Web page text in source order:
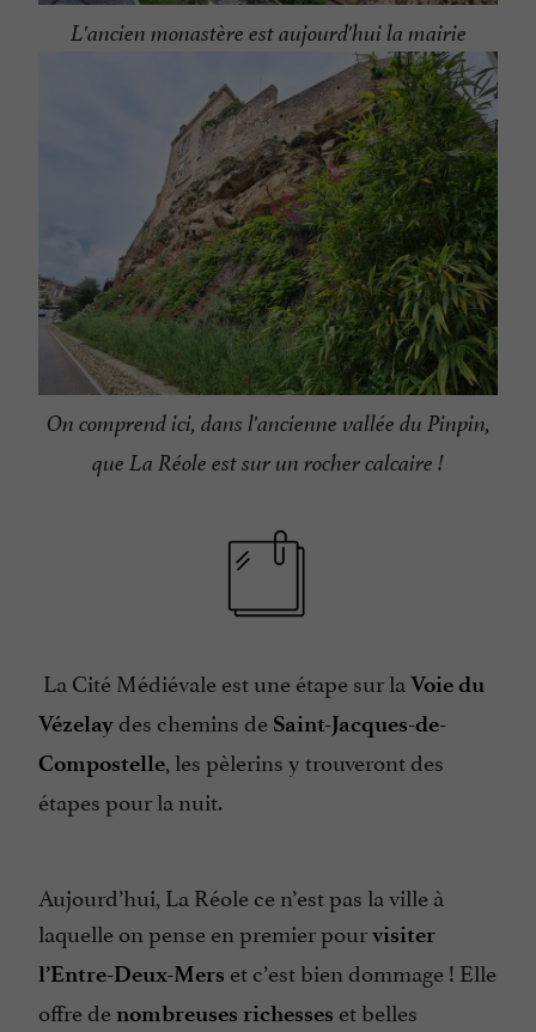
L'ancien monastère est aujourd'hui la mairie
On comprend ici, dans l'ancienne vallée du Pinpin,
que La Réole est sur un rocher calcaire !
La Cité Médiévale est une étape sur la Voie du
Vézelaydes chemins de Saint-Jacques-de-
Compostelle, les pèlerins y trouveront des
étapes pour la nuit.
Aujourd’hui, La Réole ce n’est pas la ville à
laquelle on pense en premier pourvisiter
l’Entre-Deux-Mers et c’est bien dommage ! Elle
offre de nombreuses richesses et belles